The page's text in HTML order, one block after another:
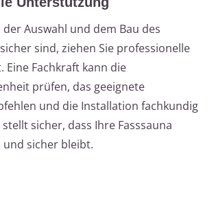
der Auswahl und dem Bau des
sind, ziehen Sie professionelle
Eine Fachkraft kann die
prüfen, das geeignete
und die Installation fachkundig
sicher, dass Ihre Fasssauna
sicher bleibt.